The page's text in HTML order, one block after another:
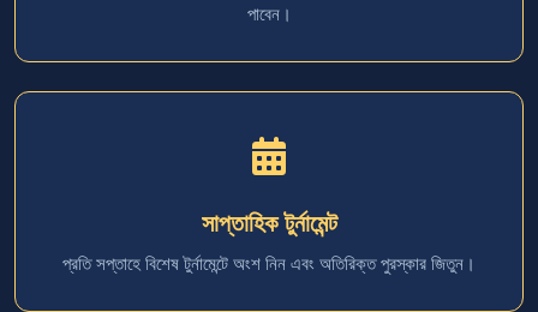
পাবেন।
সাপ্তাহিক টুর্নামেন্ট
প্রতি সপ্তাহে বিশেষ টুর্নামেন্টে অংশ নিন এবং অতিরিক্ত পুরস্কার জিতুন।